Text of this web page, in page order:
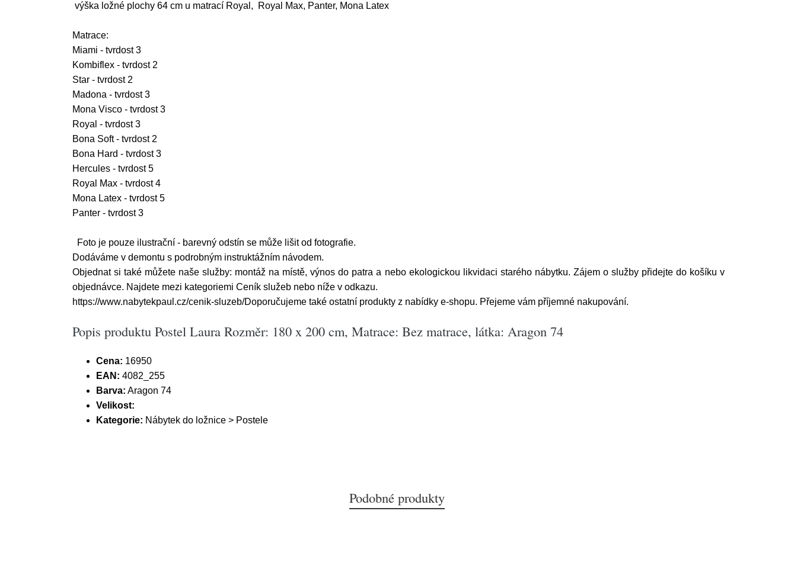
výška ložné plochy 64 cm u matrací Royal, Royal Max, Panter, Mona Latex
Matrace:
Miami - tvrdost 3
Kombiflex - tvrdost 2
Star - tvrdost 2
Madona - tvrdost 3
Mona Visco - tvrdost 3
Royal - tvrdost 3
Bona Soft - tvrdost 2
Bona Hard - tvrdost 3
Hercules - tvrdost 5
Royal Max - tvrdost 4
Mona Latex - tvrdost 5
Panter - tvrdost 3
Foto je pouze ilustrační - barevný odstín se může lišit od fotografie.
Dodáváme v demontu s podrobným instruktážním návodem.
Objednat si také můžete naše služby: montáž na místě, výnos do patra a nebo ekologickou likvidaci starého nábytku. Zájem o služby přidejte do košíku v
objednávce. Najdete mezi kategoriemi Ceník služeb nebo níže v odkazu.
https://www.nabytekpaul.cz/cenik-sluzeb/Doporučujeme také ostatní produkty z nabídky e-shopu. Přejeme vám příjemné nakupování.
Popis produktu Postel Laura Rozměr: 180 x 200 cm, Matrace: Bez matrace, látka: Aragon 74
Cena: 16950
EAN: 4082_255
Barva: Aragon 74
Velikost:
Kategorie: Nábytek do ložnice > Postele
Podobné produkty